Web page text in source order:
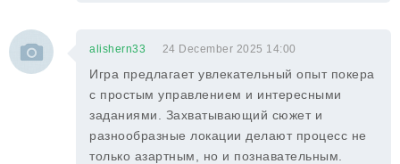
alishern33 24 December 2025 14:00
Игра предлагает увлекательный опыт покера
с простым управлением и интересными
заданиями. Захватывающий сюжет и
разнообразные локации делают процесс не
только азартным, но и познавательным.